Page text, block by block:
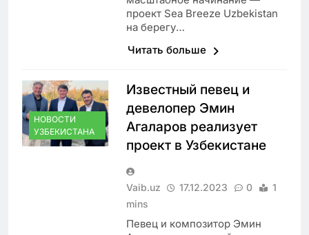
проект Sea Breeze Uzbekistan
на берегу…
Читать больше
НОВОСТИ
УЗБЕКИСТАНА
Известный певец и
девелопер Эмин
Агаларов реализует
проект в Узбекистане
Vaib.uz 17.12.2023 0
1
mins
Певец и композитор Эмин